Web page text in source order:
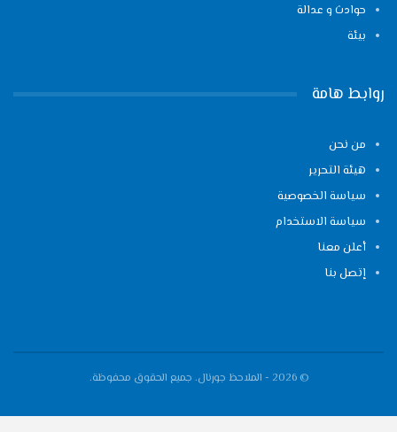
حوادث و عدالة
بيئة
روابط هامة
من نحن
هيئة التحرير
سياسة الخصوصية
سياسة الاستخدام
أعلن معنا
إتصل بنا
© 2026 - الملاحظ جورنال. جميع الحقوق محفوظة.